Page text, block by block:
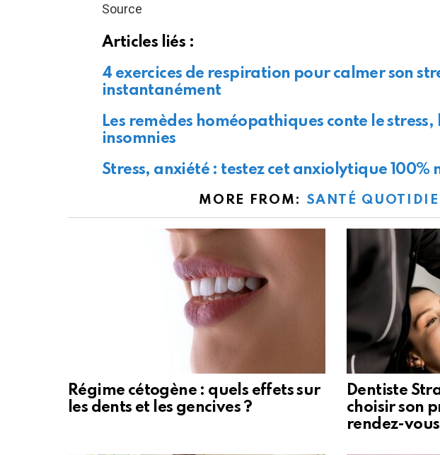
Source
Articles liés :
4 exercices de respiration pour calmer son
instantanément
Les remèdes homéopathiques conte le
insomnies
Stress, anxiété : testez cet anxiolytique 100%
MORE FROM: SANTÉ
Régime cétogène : quels effets sur
les dents et les gencives ?
Dentiste
choisir son
rendez-